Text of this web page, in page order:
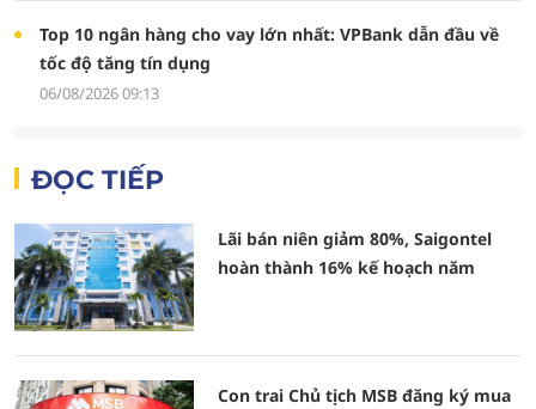
Top 10 ngân hàng cho vay lớn nhất: VPBank dẫn đầu về
tốc độ tăng tín dụng
06/08/2026 09:13
ĐỌC TIẾP
Lãi bán niên giảm 80%, Saigontel
hoàn thành 16% kế hoạch năm
Con trai Chủ tịch MSB đăng ký mua